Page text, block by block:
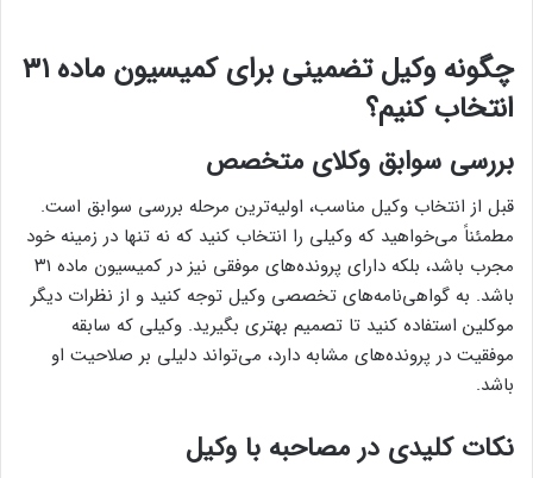
چگونه وکیل تضمینی برای کمیسیون ماده ۳۱
انتخاب کنیم؟
بررسی سوابق وکلای متخصص
قبل از انتخاب وکیل مناسب، اولیه‌ترین مرحله بررسی سوابق است.
مطمئناً می‌خواهید که وکیلی را انتخاب کنید که نه تنها در زمینه خود
مجرب باشد، بلکه دارای پرونده‌های موفقی نیز در کمیسیون ماده ۳۱
باشد. به گواهی‌نامه‌های تخصصی وکیل توجه کنید و از نظرات دیگر
موکلین استفاده کنید تا تصمیم بهتری بگیرید. وکیلی که سابقه
موفقیت در پرونده‌های مشابه دارد، می‌تواند دلیلی بر صلاحیت او
باشد.
نکات کلیدی در مصاحبه با وکیل